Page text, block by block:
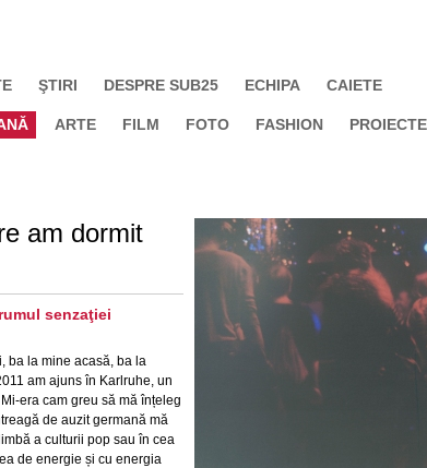
ŞTIRI DESPRE SUB25 ECHIPA CAIETE
ARTE FILM FOTO FASHION PROIECTE
am dormit
senzaţiei
ba la mine acasă, ba la
am ajuns în Karlruhe, un
era cam greu să mă înțeleg
de auzit germană mă
a culturii pop sau în cea
de energie și cu energia